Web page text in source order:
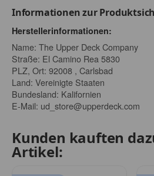
Informationen zur
Herstellerinformationen:
Name: The Upper Deck Company
Straße: El Camino Rea 5830
PLZ, Ort: 92008 , Carlsbad
Land: Vereinigte Staaten
Bundesland: Kalifornien
E-Mail: ud_store@upperdeck.com
Kunden kauften
Artikel: